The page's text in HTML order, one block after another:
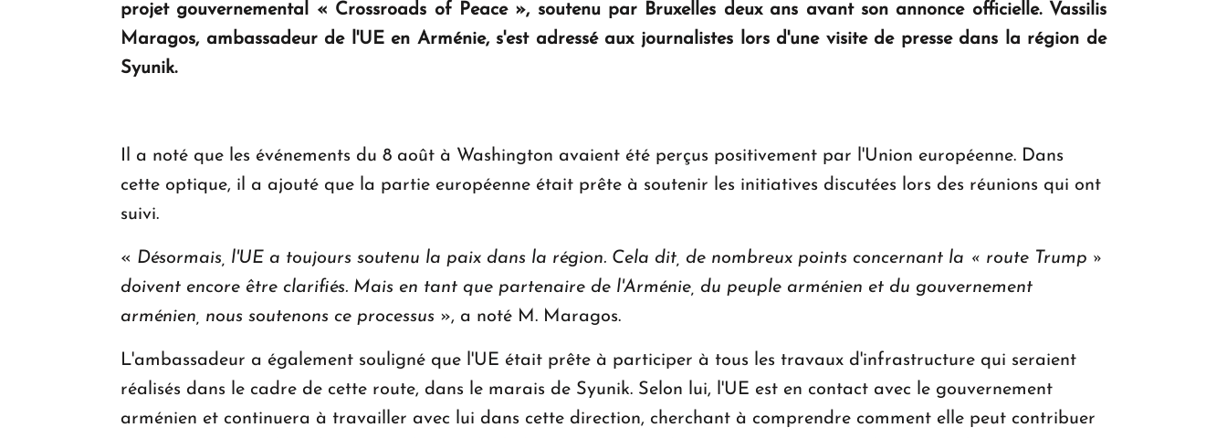
d'avenir en Arménie
projet gouvernemental « Crossroads of Peace », soutenu par Bruxelles deux ans avant son annonce officielle. Vassilis
Maragos, ambassadeur de l'UE en Arménie, s'est adressé aux journalistes lors d'une visite de presse dans la région de
Syunik.
Il a noté que les événements du 8 août à Washington avaient été perçus positivement par l'Union européenne. Dans
cette optique, il a ajouté que la partie européenne était prête à soutenir les initiatives discutées lors des réunions qui ont
suivi.
« Désormais, l'UE a toujours soutenu la paix dans la région. Cela dit, de nombreux points concernant la « route Trump »
doivent encore être clarifiés. Mais en tant que partenaire de l'Arménie, du peuple arménien et du gouvernement
arménien, nous soutenons ce processus », a noté M. Maragos.
L'ambassadeur a également souligné que l'UE était prête à participer à tous les travaux d'infrastructure qui seraient
réalisés dans le cadre de cette route, dans le marais de Syunik. Selon lui, l'UE est en contact avec le gouvernement
arménien et continuera à travailler avec lui dans cette direction, cherchant à comprendre comment elle peut contribuer